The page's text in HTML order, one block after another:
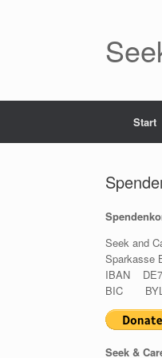
Start
Seek and
Sparkasse
IBAN
BIC
Seek &